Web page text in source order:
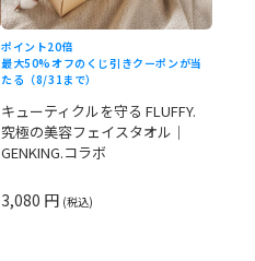
ポイント20倍
最大50%オフのくじ引きクーポンが当
たる（8/31まで）
キューティクルを守る FLUFFY.
究極の美容フェイスタオル｜
GENKING.コラボ
3,080 円 (税込)